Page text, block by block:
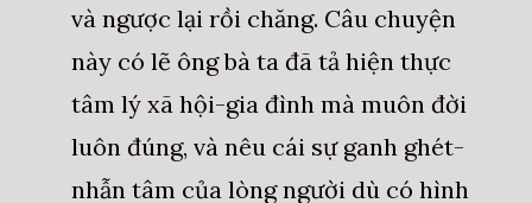
và ngược lại rồi chăng. Câu chuyện
này có lẽ ông bà ta đã tả hiện thực
tâm lý xã hội-gia đình mà muôn đời
luôn đúng, và nêu cái sự ganh ghét-
nhẫn tâm của lòng người dù có hình